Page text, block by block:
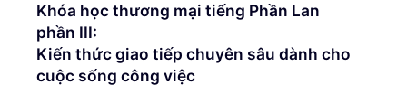
Khóa học thương mại tiếng Phần Lan
phần III:
Kiến thức giao tiếp chuyên sâu dành cho
cuộc sống công việc